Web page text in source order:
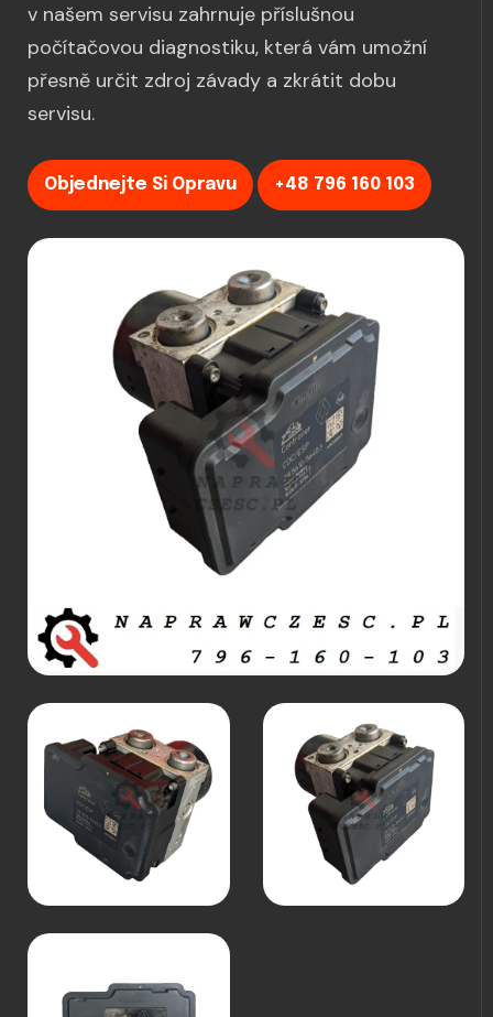
v našem servisu zahrnuje příslušnou
počítačovou diagnostiku, která vám umožní
přesně určit zdroj závady a zkrátit dobu
servisu.
Objednejte Si Opravu +48 796 160 103